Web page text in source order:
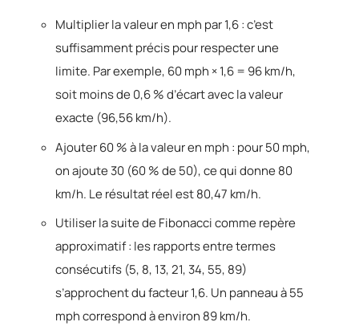
Multiplier la valeur en mph par 1,6 : c’est
suffisamment précis pour respecter une
limite. Par exemple, 60 mph × 1,6 = 96 km/h,
soit moins de 0,6 % d’écart avec la valeur
exacte (96,56 km/h).
Ajouter 60 % à la valeur en mph : pour 50 mph,
on ajoute 30 (60 % de 50), ce qui donne 80
km/h. Le résultat réel est 80,47 km/h.
Utiliser la suite de Fibonacci comme repère
approximatif : les rapports entre termes
consécutifs (5, 8, 13, 21, 34, 55, 89)
s’approchent du facteur 1,6. Un panneau à 55
mph correspond à environ 89 km/h.